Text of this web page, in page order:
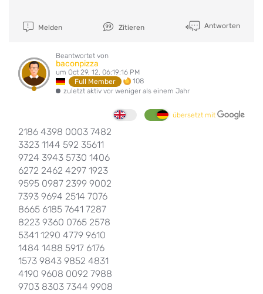
Melden Zitieren Antworten
Beantwortet von
baconpizza
um Oct 29, 12, 06:19:16 PM
Full Member
108
zuletzt aktiv vor weniger als einem Jahr
übersetzt mit
2186 4398 0003 7482
3323 1144 592 35611
9724 3943 5730 1406
6272 2462 4297 1923
9595 0987 2399 9002
7393 9694 2514 7076
8665 6185 7641 7287
8223 9360 0765 2578
5341 1290 4779 9610
1484 1488 5917 6176
1573 9843 9852 4831
4190 9608 0092 7988
9703 8303 7344 9908